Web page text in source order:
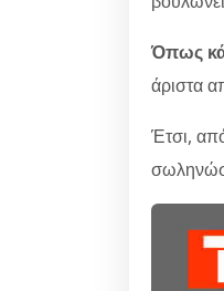
Όπως
άριστα
Έτσι,